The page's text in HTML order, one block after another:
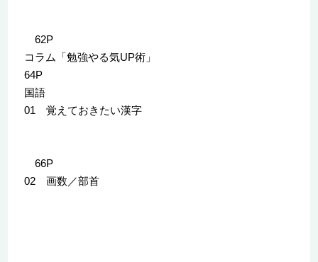
62P
コラム「勉強やる気UP術」
64P
国語
01 覚えておきたい漢字
66P
02 画数／部首